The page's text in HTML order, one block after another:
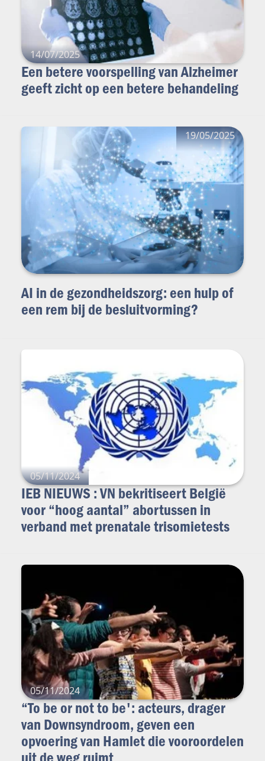
14/07/2025
Een betere voorspelling van Alzheimer
geeft zicht op een betere behandeling
19/05/2025
AI in de gezondheidszorg: een hulp of
een rem bij de besluitvorming?
05/11/2024
IEB NIEUWS : VN bekritiseert België
voor “hoog aantal” abortussen in
verband met prenatale trisomietests
05/11/2024
“To be or not to be': acteurs, drager
van Downsyndroom, geven een
opvoering van Hamlet die vooroordelen
uit de weg ruimt